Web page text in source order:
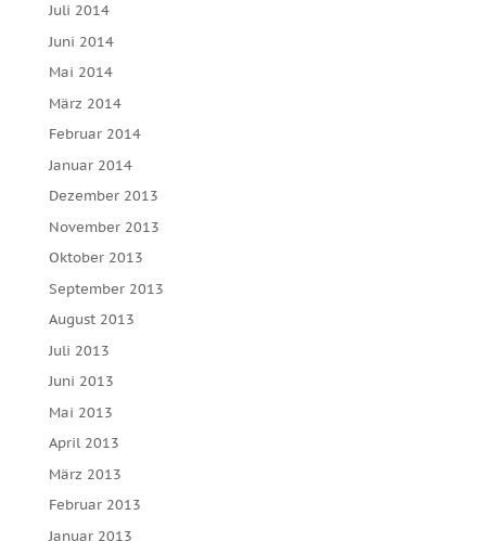
Juli 2014
Juni 2014
Mai 2014
März 2014
Februar 2014
Januar 2014
Dezember 2013
November 2013
Oktober 2013
September 2013
August 2013
Juli 2013
Juni 2013
Mai 2013
April 2013
März 2013
Februar 2013
Januar 2013